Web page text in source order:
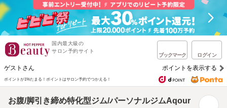
国内最大級の
サロン予約サイト
ブックマーク ログイン
ゲストさん ポイントを表示する
ポイントが1%たまる！ ポイントはサロン予約でつかえる！
お腹/脚引き締め特化型ジム/パーソナルジムAqour